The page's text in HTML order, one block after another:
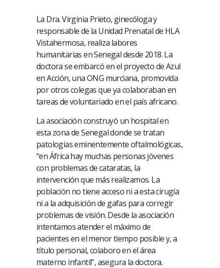
La Dra. Virginia Prieto, ginecóloga y
responsable de la Unidad Prenatal de HLA
Vistahermosa, realiza labores
humanitarias en Senegal desde 2018. La
doctora se embarcó en el proyecto de Azul
en Acción, una ONG murciana, promovida
por otros colegas que ya colaboraban en
tareas de voluntariado en el país africano.
La asociación construyó un hospital en
esta zona de Senegal donde se tratan
patologías eminentemente oftalmológicas,
“en África hay muchas personas jóvenes
con problemas de cataratas, la
intervención que más realizamos. La
población no tiene acceso ni a esta cirugía
ni a la adquisición de gafas para corregir
problemas de visión. Desde la asociación
intentamos atender el máximo de
pacientes en el menor tiempo posible y, a
título personal, colaboro en el área
materno infantil”, asegura la doctora.